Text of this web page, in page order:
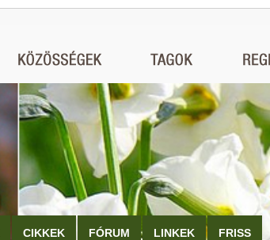
CIKKEK FÓRUM LINKEK FRISS